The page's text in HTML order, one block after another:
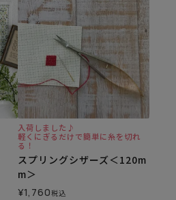
入荷しました♪
軽くにぎるだけで簡単に糸を切れ
る！
スプリングシザーズ＜120m
m＞
¥1,760税込